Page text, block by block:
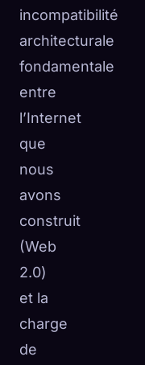
incompatibilité
architecturale
fondamentale
entre
l’Internet
que
nous
avons
construit
(Web
2.0)
et la
charge
de